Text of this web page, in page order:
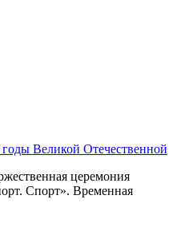
Великой Отечественной
церемония
Спорт». Временная